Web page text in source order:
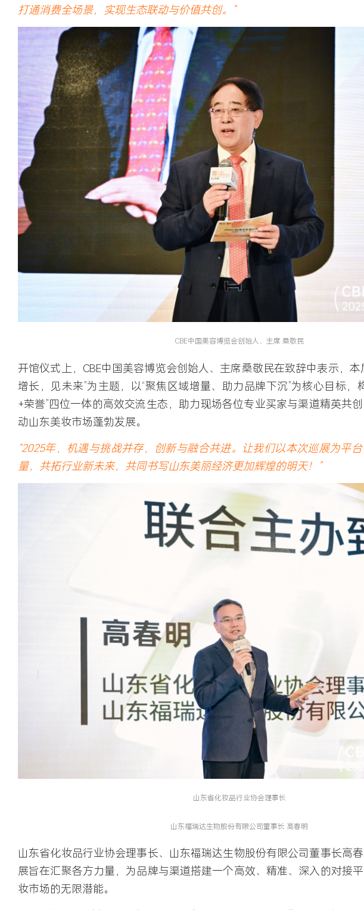
打通消费全场景，实现生态联动与价值共创。”
CBE中国美容博览会创始人、主席 桑敬民
开馆仪式上， CBE中国美容博览会创始人、主席桑敬民在致辞中表示，本
增长，见未来”为主题，以“聚焦区域增量、助力品牌下沉”为核心目标，
+荣誉”四位一体的高效交流生态，助力现场各位专业买家与渠道精英共
动山东美妆市场蓬勃发展。
“2025年，机遇与挑战并存，创新与融合共进。让我们以本次巡展为平
量，共拓行业新未来，共同书写山东美丽经济更加辉煌的明天！”
山东省化妆品行业协会理事长
山东福瑞达生物股份有限公司董事长 高春明
山东省化妆品行业协会理事长、山东福瑞达生物股份有限公司董事长高
展旨在汇聚各方力量，为品牌与渠道搭建一个高效、精准、深入的对接
妆市场的无限潜能。